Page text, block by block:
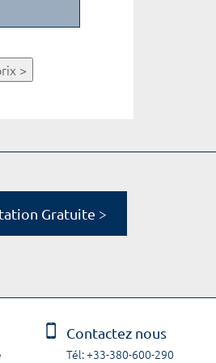
>
Gratuite >
Contactez nous
Tél: +33-380-600-290